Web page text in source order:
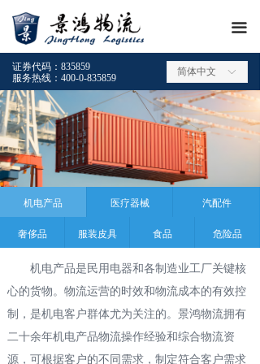
ꀅ
简体中文
证券代码：835859
服务热线：400-0-835859
끀
机电产品 医疗器械 汽配件
奢侈品 服装皮具 食品 危险品
机电产品是民用电器和各制造业工厂关键核
心的货物。物流运营的时效和物流成本的有效控
制，是机电客户群体尤为关注的。景鸿物流拥有
二十余年机电产品物流操作经验和综合物流资
源，可根据客户的不同需求，制定符合客户需求